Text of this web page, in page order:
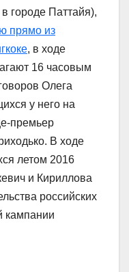
городе Паттайя),
прямо из
, в ходе
16 часовым
Олега
у него на
премьер
В ходе
летом 2016
и Кириллова
российских
кампании